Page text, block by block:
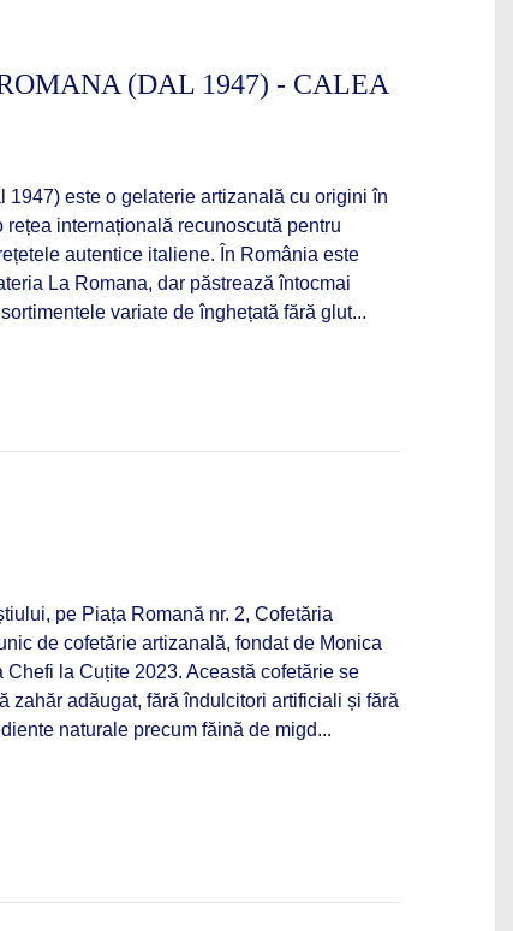
(DAL 1947) - CALEA
1947) este o gelaterie artizanală cu origini în
rețea internațională recunoscută pentru
autentice italiene. În România este
La Romana, dar păstrează întocmai
variate de înghețată fără glut...
pe Piața Romană nr. 2, Cofetăria
de cofetărie artizanală, fondat de Monica
la Cuțite 2023. Această cofetărie se
zahăr adăugat, fără îndulcitori artificiali și fără
naturale precum făină de migd...